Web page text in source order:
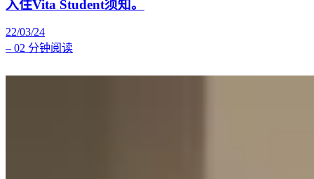
入住Vita Student须知。
22/03/24
– 02 分钟阅读